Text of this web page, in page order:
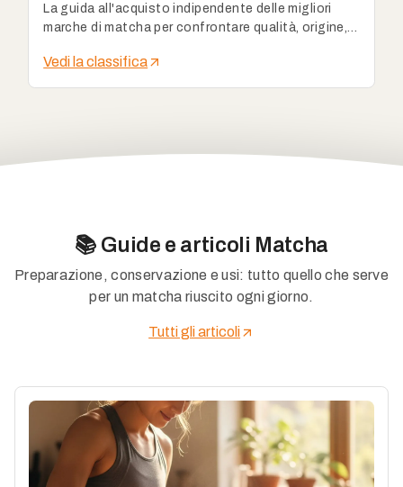
La guida all'acquisto indipendente delle migliori
marche di matcha per confrontare qualità, origine,
scegliere.
Vedi la classifica
📚 Guide e articoli Matcha
Preparazione, conservazione e usi: tutto quello che serve
per un matcha riuscito ogni giorno.
Tutti gli articoli